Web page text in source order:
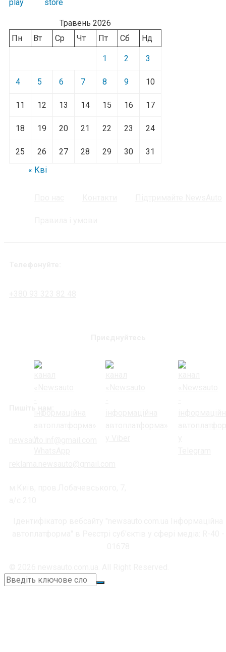
Травень 2026
Пн
Вт Ср Чт Пт Сб Нд
1 2 3
4 5 6 7 8 9 10
11 12 13 14 15 16 17
18 19 20 21 22 23 24
25 26 27 28 29 30
31
« Кві